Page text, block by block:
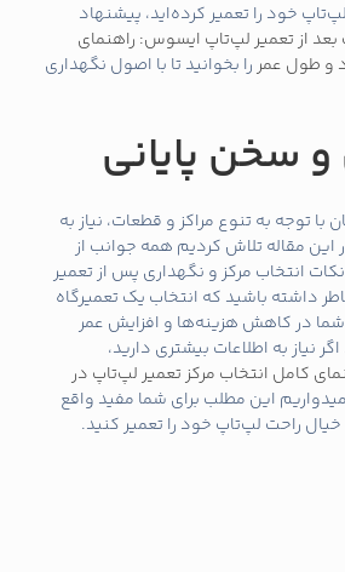
خود را تعمیر کرده‌اید، پیشنهاد
بعد از تعمیر لپ‌تاپ ایسوس: راهنمای
و طول عمر را بخوانید تا با اصول نگهداری
سخن پایانی
با توجه به تنوع مراکز و قطعات، نیاز به
مقاله تلاش کردیم همه جوانب از
انتخاب مرکز و نگهداری پس از تعمیر
داشته باشید که انتخاب یک تعمیرگاه
در کاهش هزینه‌ها و افزایش عمر
نیاز به اطلاعات بیشتری دارید،
کامل انتخاب مرکز تعمیر لپ‌تاپ در
این مطلب برای شما مفید واقع
خیال راحت لپ‌تاپ خود را تعمیر کنید.